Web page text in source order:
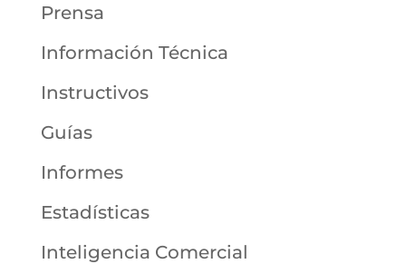
Prensa
Información Técnica
Instructivos
Guías
Informes
Estadísticas
Inteligencia Comercial